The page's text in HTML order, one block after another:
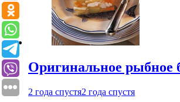
Оригинальное рыбное
2 года спустя2 года спустя